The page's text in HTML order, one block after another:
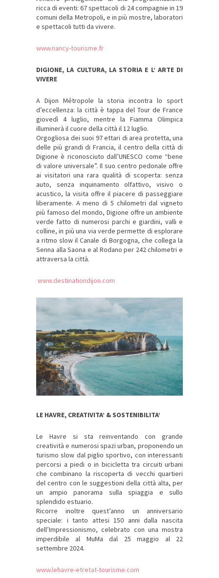
ricca di eventi: 67 spettacoli di 24 compagnie in 19
comuni della Metropoli, e in più mostre, laboratori
e spettacoli tutti da vivere.
www.nancy-tourisme.fr
DIGIONE, LA CULTURA, LA STORIA E L’ ARTE DI
VIVERE
A Dijon Métropole la storia incontra lo sport
d’eccellenza: la città è tappa del Tour de France
giovedì 4 luglio, mentre la Fiamma Olimpica
illuminerà il cuore della città il 12 luglio.
Orgogliosa dei suoi 97 ettari di area protetta, una
delle più grandi di Francia, il centro della città di
Digione è riconosciuto dall’UNESCO come “bene
di valore universale”. Il suo centro pedonale offre
ai visitatori una rara qualità di scoperta: senza
auto, senza inquinamento olfattivo, visivo o
acustico, la visita offre il piacere di passeggiare
liberamente. A meno di 5 chilometri dal vigneto
più famoso del mondo, Digione offre un ambiente
verde fatto di numerosi parchi e giardini, valli e
colline, in più una via verde permette di esplorare
a ritmo slow il Canale di Borgogna, che collega la
Senna alla Saona e al Rodano per 242 chilometri e
attraversa la città.
www.destinationdijon.com
LE HAVRE, CREATIVITA’ & SOSTENIBILITA’
Le Havre si sta reinventando con grande
creatività e numerosi spazi urban, proponendo un
turismo slow dal piglio sportivo, con interessanti
percorsi a piedi o in bicicletta tra circuiti urbani
che combinano la riscoperta di vecchi quartieri
del centro con le suggestioni della città alta, per
un ampio panorama sulla spiaggia e sullo
splendido estuario.
Ricorre inoltre quest’anno un anniversario
speciale: i tanto attesi 150 anni dalla nascita
dell’Impressionismo, celebrato con una mostra
imperdibile al MuMa dal 25 maggio al 22
settembre 2024.
www.lehavre-etretat-tourisme.com